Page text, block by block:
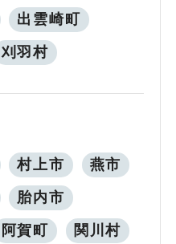
出雲崎町
刈羽村
村上市 燕市
胎内市
阿賀町 関川村